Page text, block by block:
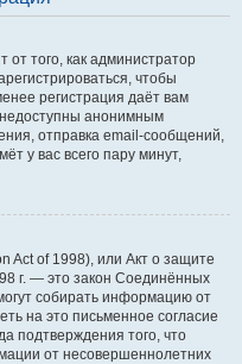
от того, как администратор
чтобы
регистрация даёт вам
анонимным
отправка email-сообщений,
у вас всего пару минут,
Act of 1998), или Акт о защите
г. — это закон Соединённых
собирать информацию от
на это письменное согласие
подтверждения того, что
от несовершеннолетних